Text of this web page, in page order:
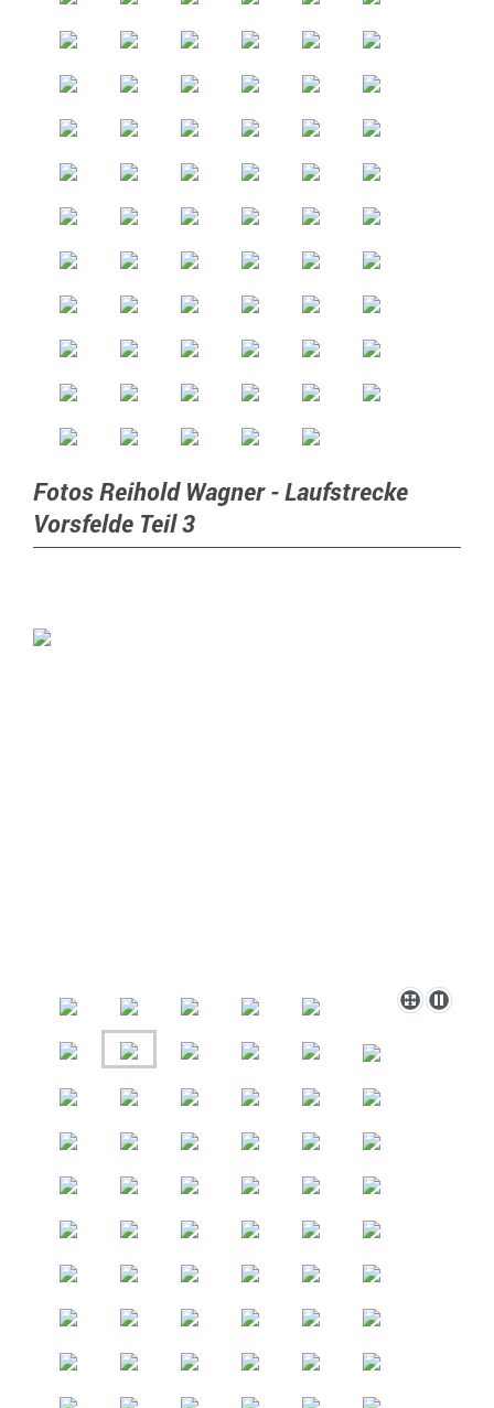
Fotos Reihold Wagner - Laufstrecke
Vorsfelde Teil 3